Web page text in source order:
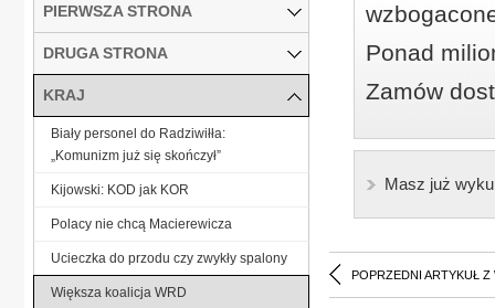
Ponad
Zamów
Masz już
POPRZEDNI ARTYKUŁ Z
PIERWSZA STRONA
DRUGA STRONA
KRAJ
Biały personel do Radziwiłła:
„Komunizm już się skończył”
Kijowski: KOD jak KOR
Polacy nie chcą Macierewicza
Ucieczka do przodu czy zwykły spalony
Większa koalicja WRD